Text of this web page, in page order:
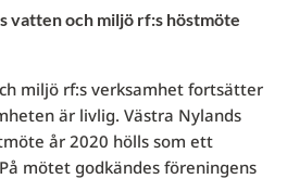
vatten och miljö rf:s höstmöte
miljö rf:s verksamhet fortsätter
är livlig. Västra Nylands
år 2020 hölls som ett
mötet godkändes föreningens